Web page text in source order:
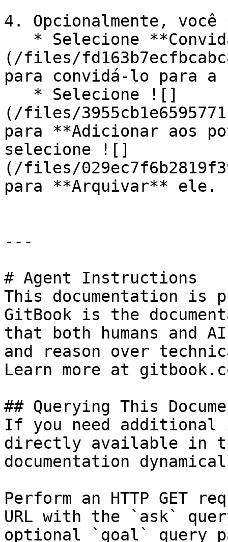
4. Opcionalmente, você
(/files/
para convidá-lo para a
(/files/
para **Adicionar aos
selecione ![]
(/files/
para **Arquivar** ele.
---
# Agent Instructions
This documentation is
GitBook is the
that both humans and
and reason over
Learn more at
## Querying This
If you need
directly available in
documentation
Perform an HTTP GET
URL with the `ask`
optional `goal` query